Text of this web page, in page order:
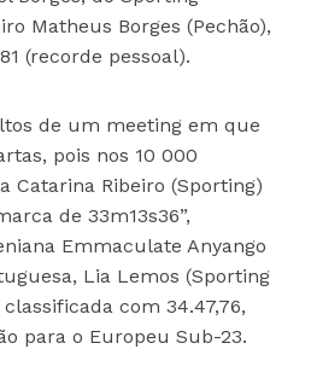
Matheus Borges (Pechão),
(recorde pessoal).
de um meeting em que
pois nos 10 000
Catarina Ribeiro (Sporting)
de 33m13s36”,
Emmaculate Anyango
Lia Lemos (Sporting
com 34.47,76,
para o Europeu Sub-23.